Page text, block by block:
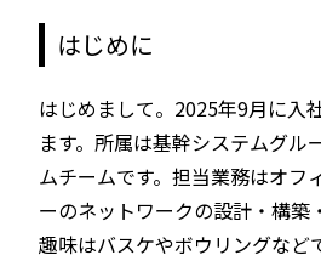
はじめに
はじめまして。2025年9月に入
ます。所属は基幹システムグル
ムチームです。担当業務はオフ
ーのネットワークの設計・構築
趣味はバスケやボウリングなど